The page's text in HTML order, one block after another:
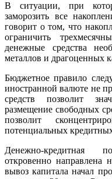
В ситуации, при
заморозить все
говорит о том, что
ограничить
денежные средства
металлов и драгоценных
Бюджетное правило
иностранной валюте не
средств позволит
размещение свободных
позволит
потенциальных
Денежно-кредитная
откровенно направлена
вывоз капитала начал